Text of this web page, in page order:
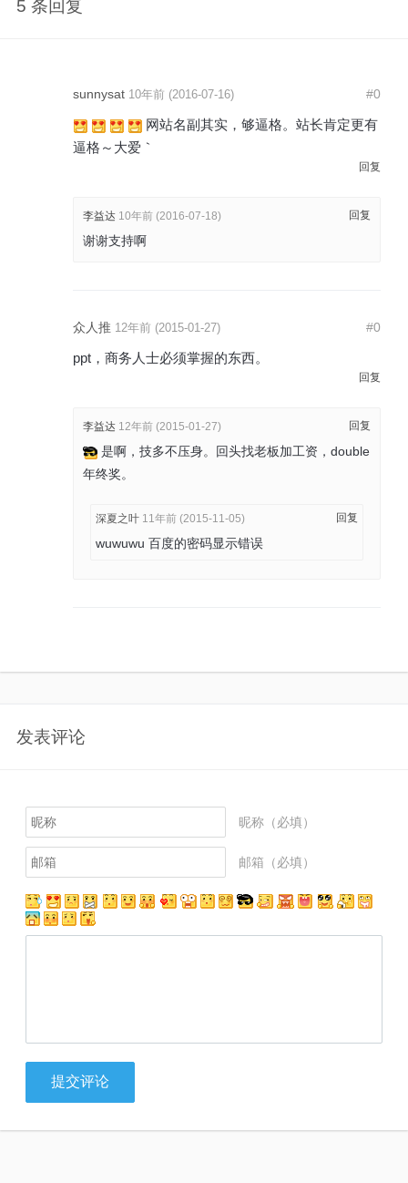
5 条回复
sunnysat 10年前 (2016-07-16) #0
网站名副其实，够逼格。站长肯定更有
逼格～大爱｀
回复
李益达 10年前 (2016-07-18)
谢谢支持啊
回复
众人推 12年前 (2015-01-27) #0
ppt，商务人士必须掌握的东西。
回复
李益达 12年前 (2015-01-27)
是啊，技多不压身。回头找老板加工资，double
年终奖。
回复
深夏之叶 11年前 (2015-11-05)
wuwuwu 百度的密码显示错误
回复
发表评论
昵称（必填）
邮箱（必填）